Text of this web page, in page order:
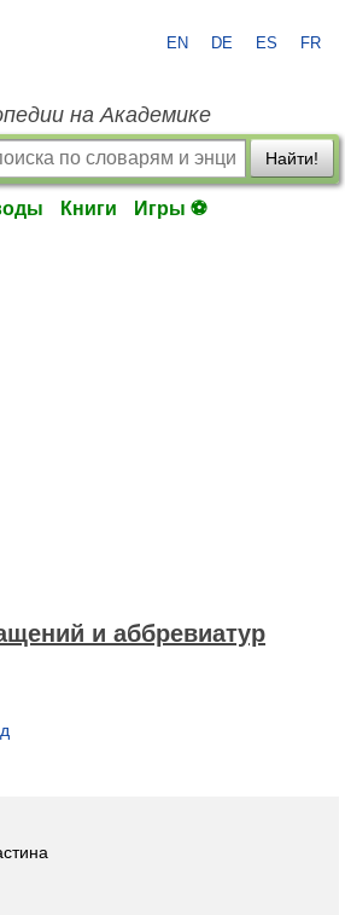
EN DE ES FR
на Академике
Найти!
Книги Игры ⚽
и аббревиатур